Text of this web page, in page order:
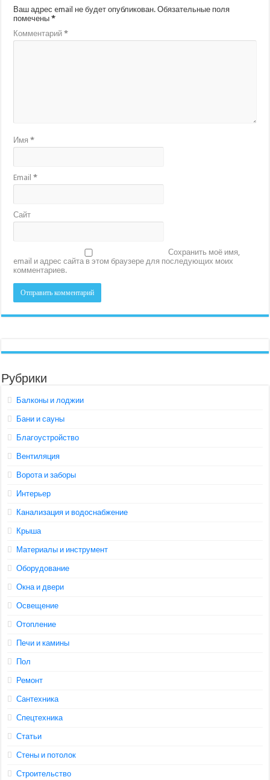
Ваш адрес email не будет опубликован. Обязательные поля
помечены*
Комментарий*
Имя*
Email*
Сайт
Сохранить моё имя,
email и адрес сайта в этом браузере для последующих моих
комментариев.
Рубрики
Балконы и лоджии
Бани и сауны
Благоустройство
Вентиляция
Ворота и заборы
Интерьер
Канализация и водоснабжение
Крыша
Материалы и инструмент
Оборудование
Окна и двери
Освещение
Отопление
Печи и камины
Пол
Ремонт
Сантехника
Спецтехника
Статьи
Стены и потолок
Строительство